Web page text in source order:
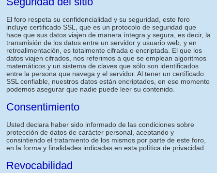
El foro respeta su confidencialidad y su seguridad, este foro
incluye certificado SSL, que es un protocolo de seguridad que
hace que sus datos viajen de manera íntegra y segura, es decir, la
transmisión de los datos entre un servidor y usuario web, y en
retroalimentación, es totalmente cifrada o encriptada. El que los
datos viajen cifrados, nos referimos a que se emplean algoritmos
matemáticos y un sistema de claves que sólo son identificados
entre la persona que navega y el servidor. Al tener un certificado
SSL confiable, nuestros datos están encriptados, en ese momento
podemos asegurar que nadie puede leer su contenido.
Consentimiento
Usted declara haber sido informado de las condiciones sobre
protección de datos de carácter personal, aceptando y
consintiendo el tratamiento de los mismos por parte de este foro,
en la forma y finalidades indicadas en esta política de privacidad.
Revocabilidad